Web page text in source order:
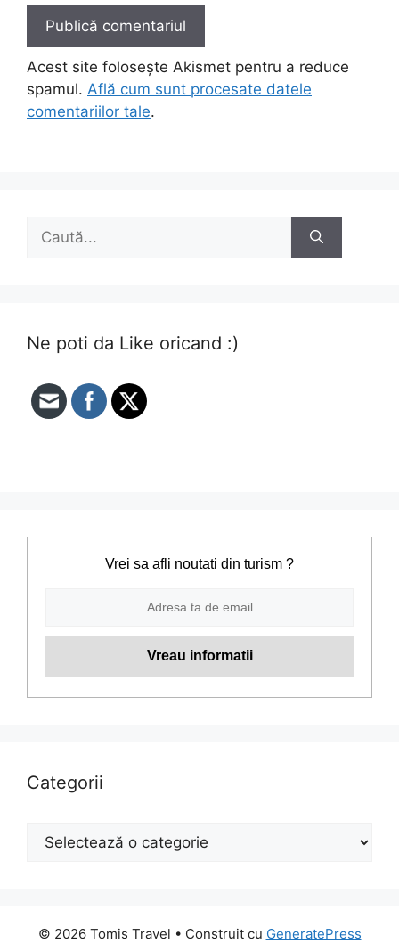
Acest site folosește Akismet pentru a reduce
spamul. Află cum sunt procesate datele
comentariilor tale.
Caută
Ne poti da Like oricand :)
Vrei sa afli noutati din turism ?
Categorii
Categorii
© 2026 Tomis Travel • Construit cu GeneratePress